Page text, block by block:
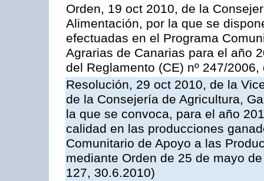
Orden, 19 oct 2010, de la
Alimentación, por la que se
efectuadas en el Programa
Agrarias de Canarias para el año
del Reglamento (CE) nº 247/
Resolución, 29 oct 2010, de la
de la Consejería de Agricultura,
la que se convoca, para el año
calidad en las producciones
Comunitario de Apoyo a las
mediante Orden de 25 de mayo
127, 30.6.2010)